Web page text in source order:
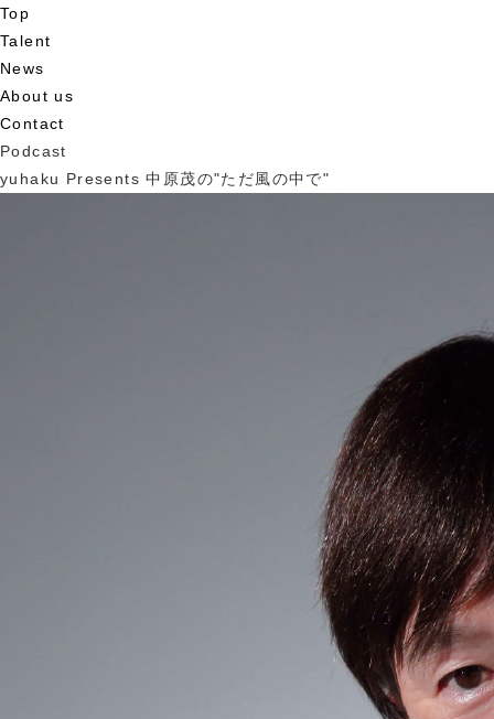
Top
Talent
News
About us
Contact
Podcast
yuhaku Presents 中原茂の"ただ風の中で"